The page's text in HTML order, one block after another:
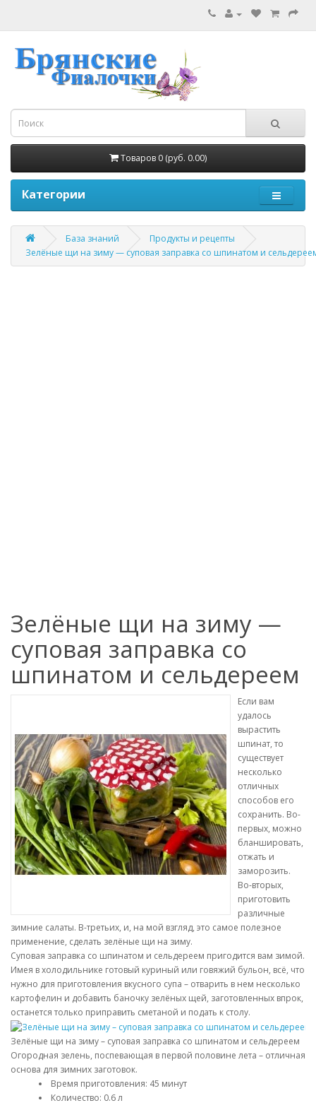
Товаров 0 (руб. 0.00)
Категории
База знаний
Продукты и рецепты
Зелёные щи на зиму — суповая заправка со шпинатом и
Зелёные щи на зиму —
суповая заправка со
шпинатом и сельдереем
Если вам
удалось
вырастить
шпинат, то
существует
несколько
отличных
способов его
сохранить. Во-
первых, можно
бланшировать,
отжать и
заморозить.
Во-вторых,
приготовить
различные
зимние салаты. В-третьих, и, на мой взгляд, это самое полезное
применение, сделать зелёные щи на зиму.
Суповая заправка со шпинатом и сельдереем пригодится вам зимой.
Имея в холодильнике готовый куриный или говяжий бульон, всё, что
нужно для приготовления вкусного супа – отварить в нем несколько
картофелин и добавить баночку зелёных щей, заготовленных впрок,
останется только приправить сметаной и подать к столу.
Зелёные щи на зиму – суповая заправка со шпинатом и сельдереем
Огородная зелень, поспевающая в первой половине лета – отличная
основа для зимних заготовок.
Время приготовления: 45 минут
Количество: 0.6 л